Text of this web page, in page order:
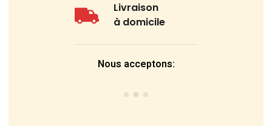
Livraison
à domicile
Nous acceptons: